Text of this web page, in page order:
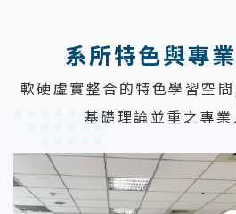
系所特色與專
軟硬虛實整合的特色學習空
基礎理論並重之專